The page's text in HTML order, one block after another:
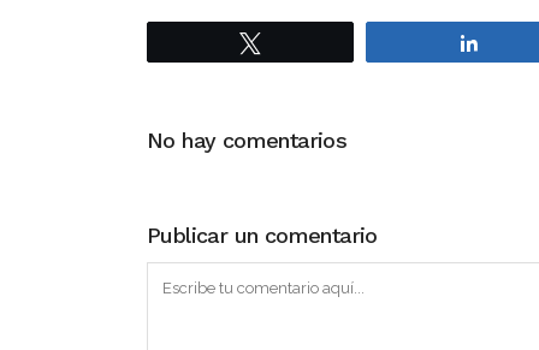
No hay comentarios
Publicar un comentario